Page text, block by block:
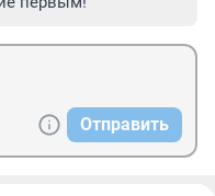
Отправить